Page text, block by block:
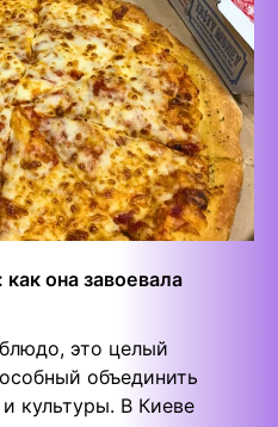
она завоевала
это целый
объединить
культуры. В Киеве